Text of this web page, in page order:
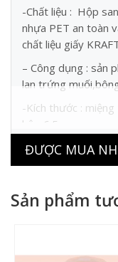
-Chất liệu : Hộp
nhựa PET an toàn
chất liệu giấy
– Công dụng : sản
lan trứng
-Kích thước :
hộp 6.5cm
-Quy cách : 50
ĐƯỢC MUA
Sản phẩm